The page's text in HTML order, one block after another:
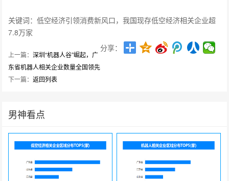
关键词：低空经济引领消费新风口，我国现存低空经济相关企业超
7.8万家
分享：
上一篇：深圳“机器人谷”崛起，广
东省机器人相关企业数量全国领先
下一篇：返回列表
男神看点